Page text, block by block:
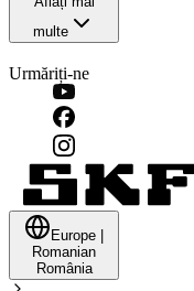
multe
Urmăriți-ne
Europe
Romanian
România